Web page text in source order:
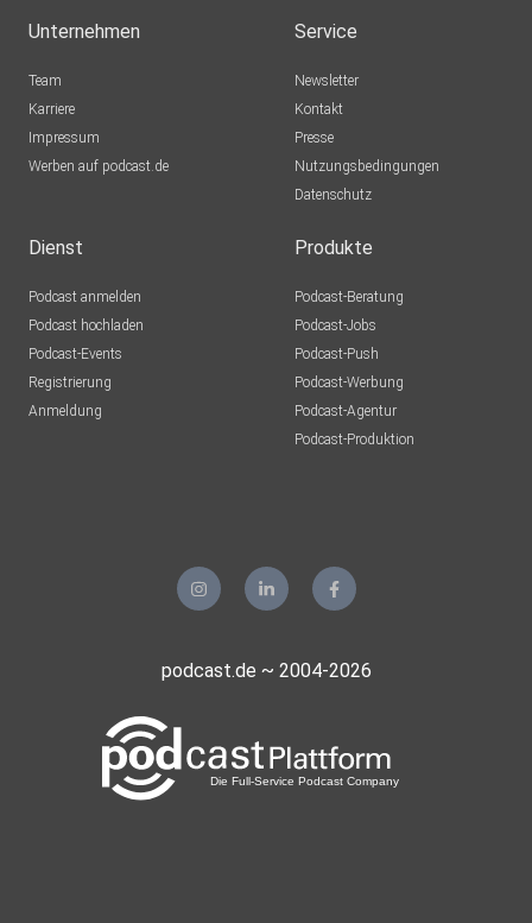
Unternehmen
Team
Karriere
Impressum
Werben auf podcast.de
Service
Newsletter
Kontakt
Presse
Nutzungsbedingungen
Datenschutz
Dienst
Podcast anmelden
Podcast hochladen
Podcast-Events
Registrierung
Anmeldung
Produkte
Podcast-Beratung
Podcast-Jobs
Podcast-Push
Podcast-Werbung
Podcast-Agentur
Podcast-Produktion
podcast.de ~ 2004-2026